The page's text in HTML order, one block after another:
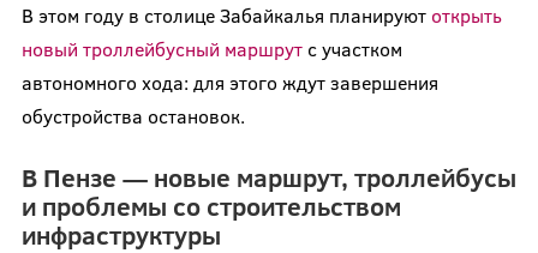
В этом году в столице Забайкалья планируют открыть
новый троллейбусный маршрутс участком
автономного хода: для этого ждут завершения
обустройства остановок.
В Пензе — новые маршрут, троллейбусы
и проблемы со строительством
инфраструктуры